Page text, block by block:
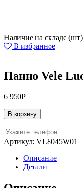
Наличие на складе
В избранное
Панно Vele
6 950Р
В корзину
Артикул: VL8045W01
Описание
Детали